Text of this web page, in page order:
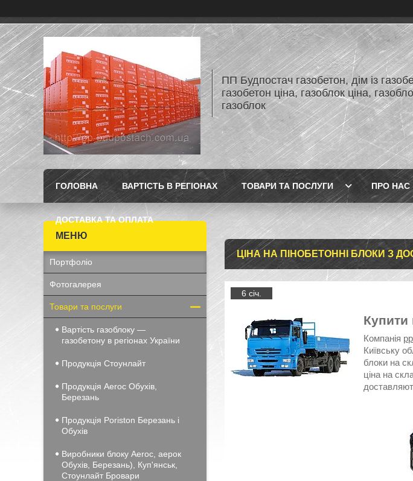
ПП Будпостач газобетон, дім із
газобетон ціна, газоблок ціна,
газоблок
ГОЛОВНА ВАРТІСТЬ В РЕГІОНАХ ТОВАРИ ТА ПОСЛУГИ ПРО НАС
ДОСТАВКА ТА ОПЛАТА
ЦІНА НА ПІНОБЕТОННІ БЛОКИ З
6 січ.
Купити
Компанія
Київську
блоки на
ціна на
Портфоліо
Фотогалерея
Товари та послуги
Вартість газоблоку —
газобетону в регіонах України
Продукція Стоунлайт
Продукція Aeroc Обухів,
Березань
Продукція Poriston Березань і
Обухів
Виробники блоку Aeroc, аерок
Обухів, Березань), Куп'янськ,
Стоунлайт Бровари